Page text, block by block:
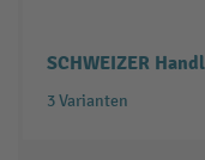
SCHWEIZER
3 Varianten